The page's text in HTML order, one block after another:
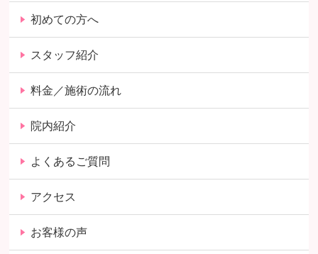
初めての方へ
スタッフ紹介
料金／施術の流れ
院内紹介
よくあるご質問
アクセス
お客様の声